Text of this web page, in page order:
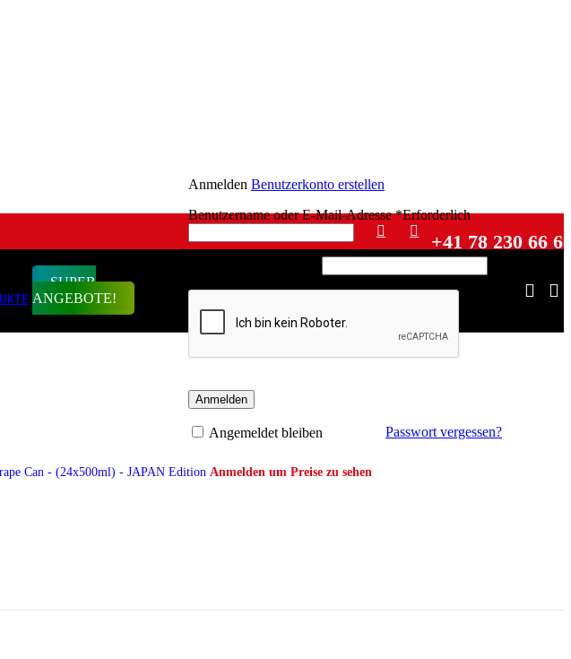
+41 78 230 66
SUPER
ANGEBOTE!
Anmelden Benutzerkonto erstellen
Benutzername oder E-Mail-Adresse*Erforderlich
Anmelden
Passwort vergessen?
Angemeldet bleiben
Can - (24x500ml) - JAPAN Edition Anmelden um Preise zu sehen